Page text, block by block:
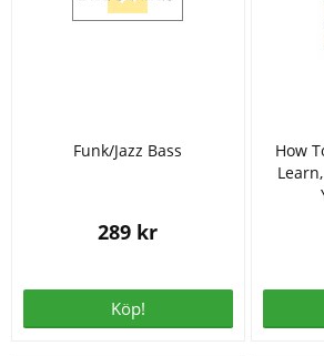
Funk/Jazz Bass
289 kr
Köp!
How